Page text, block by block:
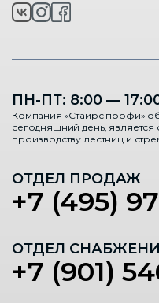
ПН-ПТ: 8:00 —
Компания «Стаирс профи»
сегодняшний день,
производству лестниц и
ОТДЕЛ ПРОДАЖ
+7 (495)
ОТДЕЛ
+7 (901)